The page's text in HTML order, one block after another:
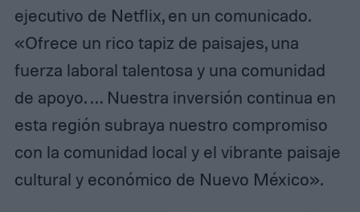
ejecutivo de Netflix, en un comunicado.
«Ofrece un rico tapiz de paisajes, una
fuerza laboral talentosa y una comunidad
de apoyo. … Nuestra inversión continua en
esta región subraya nuestro compromiso
con la comunidad local y el vibrante paisaje
cultural y económico de Nuevo México».